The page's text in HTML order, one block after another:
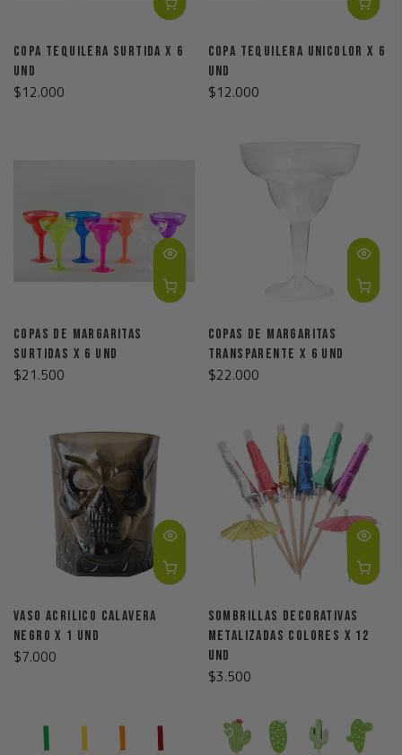
Copa Tequilera Surtida X 6
Und
$12.000
Copa Tequilera Unicolor X 6
Und
$12.000
Copas De Margaritas
Surtidas X 6 Und
$21.500
Copas De Margaritas
Transparente X 6 Und
$22.000
Vaso Acrilico Calavera
Negro X 1 Und
$7.000
Sombrillas Decorativas
Metalizadas Colores X 12
Und
$3.500